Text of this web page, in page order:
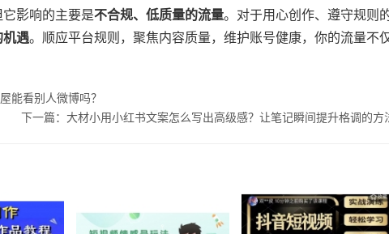
影响的主要是​​不合规、低质量的流量​。对于用心创作、遵守规则
机遇​。顺应平台规则，聚焦内容质量，维护账号健康，你的流量不
能看别人微博吗？
下一篇：大材小用小红书文案怎么写出高级感？让笔记瞬间提升格调的方